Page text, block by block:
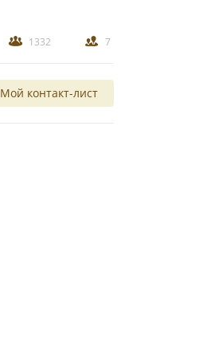
1332 7
Мой контакт-лист